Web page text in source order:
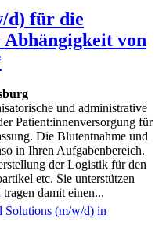
d) für die
von
und administrative
Patient:innenversorgung für
Die Blutentnahme und
in Ihren Aufgabenbereich.
der Logistik für den
etc. Sie unterstützen
damit einen...